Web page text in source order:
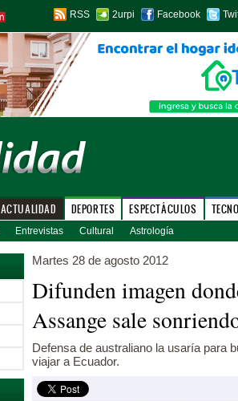
RSS 2urpi Facebook
ACTUALIDAD DEPORTES ESPECTÁCULOS
Entrevistas Cultural Astrología
Martes 28 de agosto 2012
Difunden imagen
Assange sale
Defensa de australiano la usaría para
viajar a Ecuador.